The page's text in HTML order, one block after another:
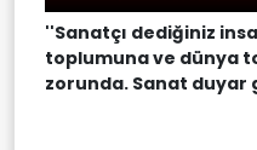
''Sanatçı dediğiniz
toplumuna ve dünya
zorunda. Sanat